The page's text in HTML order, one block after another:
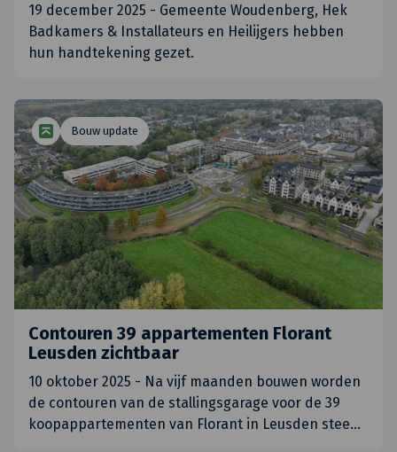
19 december 2025 - Gemeente Woudenberg, Hek
Badkamers & Installateurs en Heilijgers hebben
hun handtekening gezet.
Bouw update
Contouren 39 appartementen Florant
Leusden zichtbaar
10 oktober 2025 - Na vijf maanden bouwen worden
de contouren van de stallingsgarage voor de 39
koopappartementen van Florant in Leusden stee…